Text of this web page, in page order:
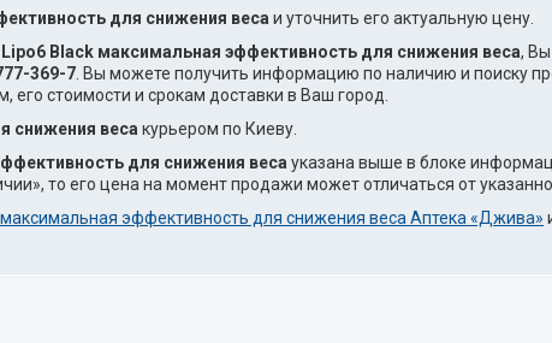
для снижения веса и уточнить его актуальную цену.
Lipo6 Black максимальная эффективность для снижения веса,
369-7 . Вы можете получить информацию по наличию и поиску
его стоимости и срокам доставки в Ваш город.
снижения веса курьером по Киеву.
для снижения веса указана выше в блоке
то его цена на момент продажи может отличаться от
максимальная эффективность для снижения веса Аптека «Джива»